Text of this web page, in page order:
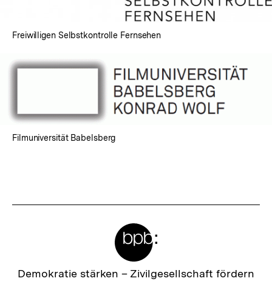
Freiwilligen Selbstkontrolle Fernsehen
Filmuniversität Babelsberg
Zur
Demokratie stärken – Zivilgesellschaft fördern